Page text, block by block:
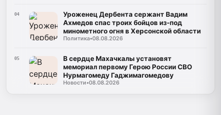
04
Уроженец Дербента сержант Вадим
Ахмедов спас троих бойцов из-под
минометного огня в Херсонской области
Политика•08.08.2026
05
В сердце Махачкалы установят
мемориал первому Герою России СВО
Нурмагомеду Гаджимагомедову
Новости•08.08.2026